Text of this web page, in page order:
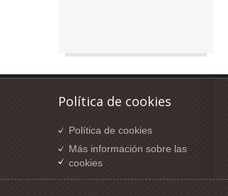
Política de cookies
Política de cookies
Más información sobre las
cookies